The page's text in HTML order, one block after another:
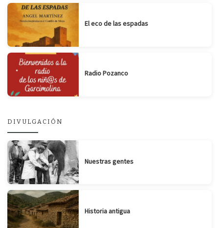
El eco de las espadas
Radio Pozanco
DIVULGACIÓN
Nuestras gentes
Historia antigua